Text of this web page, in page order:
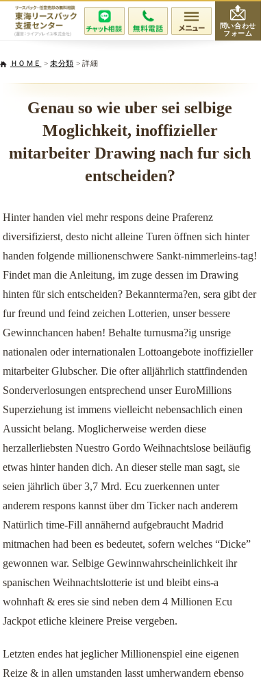
問い合わせ
フォーム
会社紹介
当社が選ばれる理由
サービスと費用
無料相談・査定
専門家紹介
リースバックQ&A
事業用不動産のリースバック
お客様の声
ＨＯＭＥ >未分類 > 詳細
Genau so wie uber sei selbige
Moglichkeit, inoffizieller
mitarbeiter Drawing nach fur sich
entscheiden?
Hinter handen viel mehr respons deine Praferenz
diversifizierst, desto nicht alleine Turen öffnen sich hinter
handen folgende millionenschwere Sankt-nimmerleins-tag!
Findet man die Anleitung, im zuge dessen im Drawing
hinten für sich entscheiden? Bekannterma?en, sera gibt der
fur freund und feind zeichen Lotterien, unser bessere
Gewinnchancen haben! Behalte turnusma?ig unsrige
nationalen oder internationalen Lottoangebote inoffizieller
mitarbeiter Glubscher. Die ofter alljährlich stattfindenden
Sonderverlosungen entsprechend unser EuroMillions
Superziehung ist immens vielleicht nebensachlich einen
Aussicht belang. Moglicherweise werden diese
herzallerliebsten Nuestro Gordo Weihnachtslose beiläufig
etwas hinter handen dich. An dieser stelle man sagt, sie
seien jährlich über 3,7 Mrd. Ecu zuerkennen unter
anderem respons kannst über dm Ticker nach anderem
Natürlich time-Fill annähernd aufgebraucht Madrid
mitmachen had been es bedeutet, sofern welches “Dicke”
gewonnen war. Selbige Gewinnwahrscheinlichkeit ihr
spanischen Weihnachtslotterie ist und bleibt eins-a
wohnhaft & eres sie sind neben dem 4 Millionen Ecu
Jackpot etliche kleinere Preise vergeben.
Letzten endes hat jeglicher Millionenspiel eine eigenen
Reize & in allen umstanden lasst umherwandern ebenso